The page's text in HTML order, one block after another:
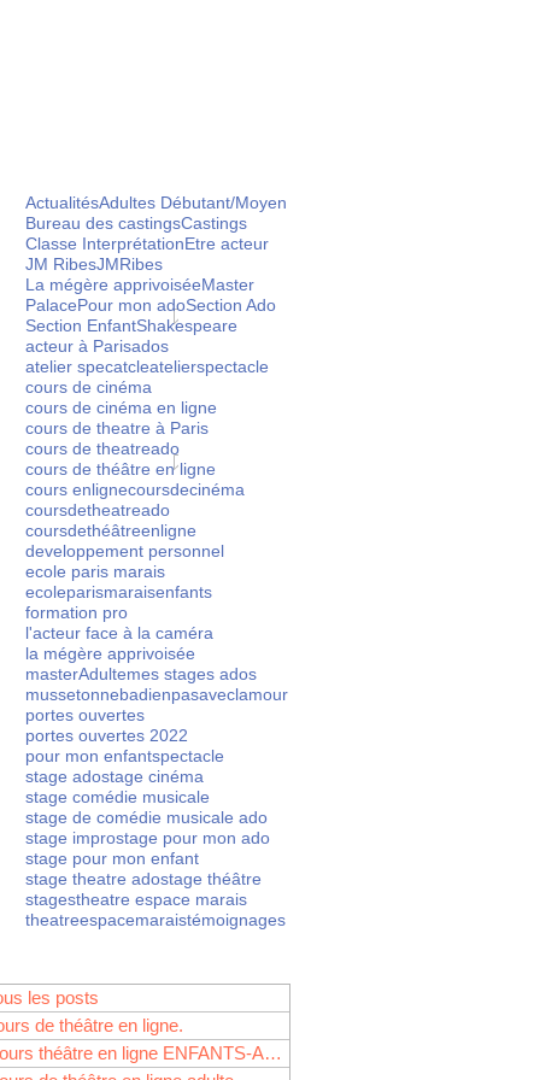
Théâtre ado en
Stage théâtre à Noël
pour sublimer
Théâtre de l'Ecole
stages pour
offertes) 🎬
un cadeau qui
? 🎁(Pour les
2025... un stage
Paris Marais... Il
spectacles pour
ActualitésAdultes Débutant/Moyen
Bureau des castingsCastings
Classe InterprétationEtre acteur
JM RibesJMRibes
La mégère apprivoiséeMaster
PalacePour mon adoSection Ado
Section EnfantShakespeare
acteur à Parisados
atelier specatcleatelierspectacle
cours de cinéma
cours de cinéma en ligne
cours de theatre à Paris
cours de theatreado
cours de théâtre en ligne
cours enlignecoursdecinéma
coursdetheatreado
coursdethéâtreenligne
developpement personnel
ecole paris marais
ecoleparismaraisenfants
formation pro
l'acteur face à la caméra
la mégère apprivoisée
masterAdultemes stages ados
mussetonnebadienpasaveclamour
portes ouvertes
portes ouvertes 2022
pour mon enfantspectacle
stage adostage cinéma
stage comédie musicale
stage de comédie musicale ado
stage improstage pour mon ado
stage pour mon enfant
stage theatre adostage théâtre
stagestheatre espace marais
theatreespacemaraistémoignages
les posts
de théâtre en ligne.
Cours théâtre en ligne ENFANTS-ADOS